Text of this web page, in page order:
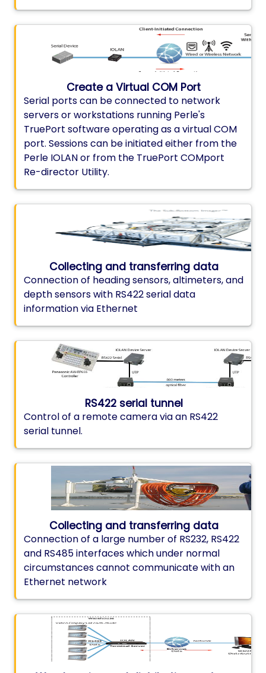
Create a Virtual COM Port
Serial ports can be connected to network
servers or workstations running Perle's
TruePort software operating as a virtual COM
port. Sessions can be initiated either from the
Perle IOLAN or from the TruePort COMport
Re-director Utility.
Collecting and transferring data
Connection of heading sensors, altimeters, and
depth sensors with RS422 serial data
information via Ethernet
RS422 serial tunnel
Control of a remote camera via an RS422
serial tunnel.
Collecting and transferring data
Connection of a large number of RS232, RS422
and RS485 interfaces which under normal
circumstances cannot communicate with an
Ethernet network